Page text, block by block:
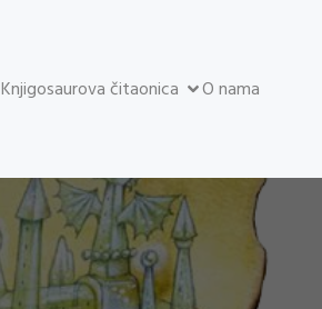
Knjigosaurova čitaonica O nama